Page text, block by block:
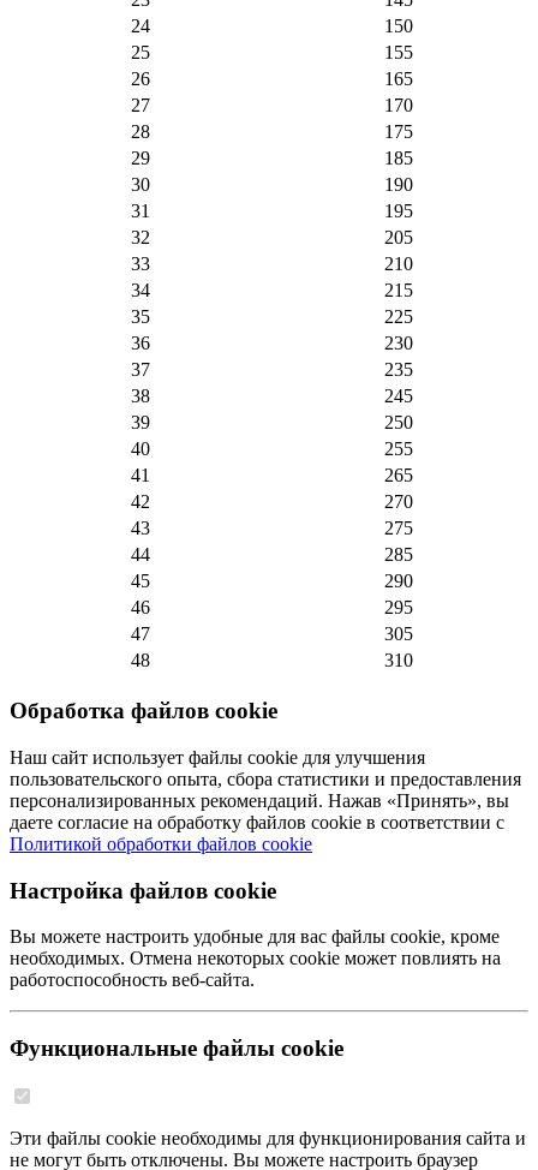
24
150
25
155
26
165
27
170
28
175
29
185
30
190
31
195
32
205
33
210
34
215
35
225
36
230
37
235
38
245
39
250
40
255
41
265
42
270
43
275
44
285
45
290
46
295
47
305
48
310
Обработка файлов cookie
Наш сайт использует файлы cookie для улучшения
пользовательского опыта, сбора статистики и предоставления
персонализированных рекомендаций. Нажав «Принять», вы
даете согласие на обработку файлов cookie в соответствии с
Политикой обработки файлов cookie
Настройка файлов cookie
Вы можете настроить удобные для вас файлы cookie, кроме
необходимых. Отмена некоторых cookie может повлиять на
работоспособность веб-сайта.
Функциональные файлы cookie
Эти файлы cookie необходимы для функционирования сайта и
не могут быть отключены. Вы можете настроить браузер